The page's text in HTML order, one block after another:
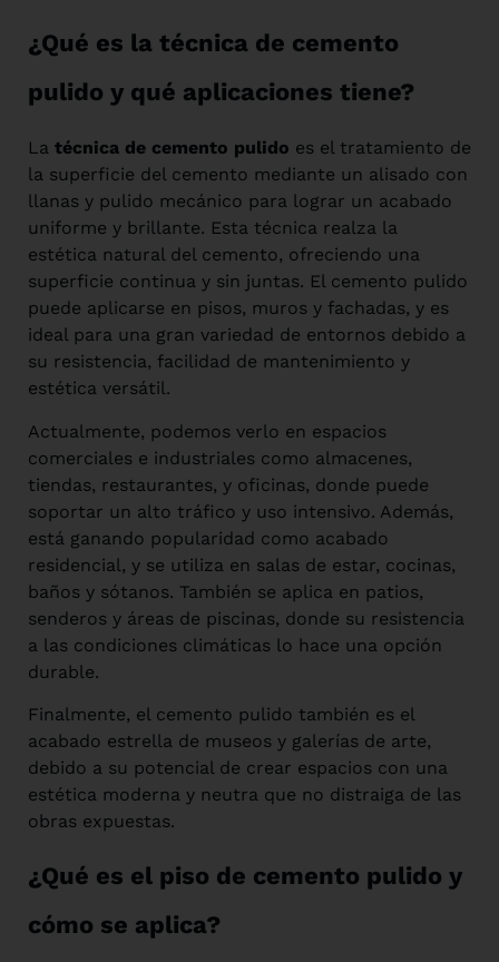
¿Qué es la técnica de cemento
pulido y qué aplicaciones tiene?
La técnica de cemento pulido es el tratamiento de
la superficie del cemento mediante un alisado con
llanas y pulido mecánico para lograr un acabado
uniforme y brillante. Esta técnica realza la
estética natural del cemento, ofreciendo una
superficie continua y sin juntas. El cemento pulido
puede aplicarse en pisos, muros y fachadas, y es
ideal para una gran variedad de entornos debido a
su resistencia, facilidad de mantenimiento y
estética versátil.
Actualmente, podemos verlo en espacios
comerciales e industriales como almacenes,
tiendas, restaurantes, y oficinas, donde puede
soportar un alto tráfico y uso intensivo. Además,
está ganando popularidad como acabado
residencial, y se utiliza en salas de estar, cocinas,
baños y sótanos. También se aplica en patios,
senderos y áreas de piscinas, donde su resistencia
a las condiciones climáticas lo hace una opción
durable.
Finalmente, el cemento pulido también es el
acabado estrella de museos y galerías de arte,
debido a su potencial de crear espacios con una
estética moderna y neutra que no distraiga de las
obras expuestas.
¿Qué es el piso de cemento pulido y
cómo se aplica?